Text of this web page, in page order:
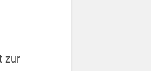
zur